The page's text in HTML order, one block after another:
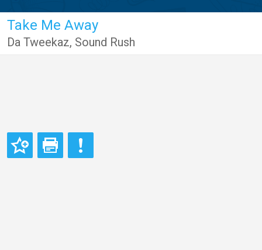
Take Me Away
Da Tweekaz, Sound Rush